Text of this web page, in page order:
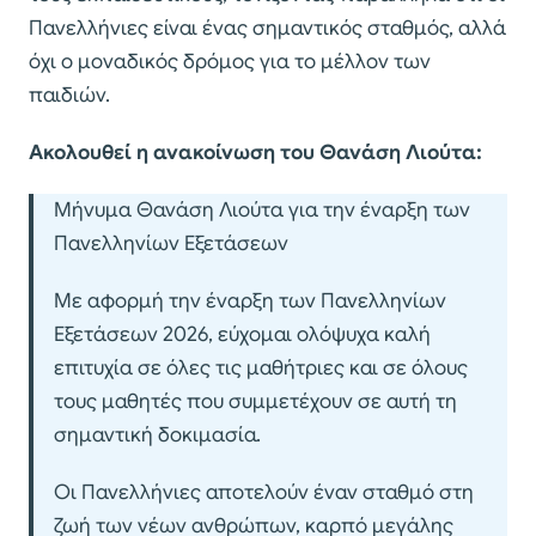
Πανελλήνιες είναι ένας σημαντικός σταθμός, αλλά
όχι ο μοναδικός δρόμος για το μέλλον των
παιδιών.
Ακολουθεί η ανακοίνωση του Θανάση Λιούτα:
Μήνυμα Θανάση Λιούτα για την έναρξη των
Πανελληνίων Εξετάσεων
Με αφορμή την έναρξη των Πανελληνίων
Εξετάσεων 2026, εύχομαι ολόψυχα καλή
επιτυχία σε όλες τις μαθήτριες και σε όλους
τους μαθητές που συμμετέχουν σε αυτή τη
σημαντική δοκιμασία.
Οι Πανελλήνιες αποτελούν έναν σταθμό στη
ζωή των νέων ανθρώπων, καρπό μεγάλης